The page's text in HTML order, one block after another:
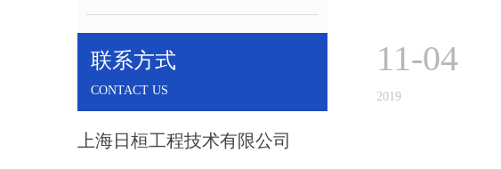
联系方式
CONTACT US
上海日桓工程技术有限公司
11-04
2019